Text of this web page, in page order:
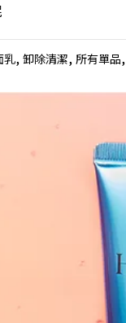
乳, 卸除清潔, 所有單品,